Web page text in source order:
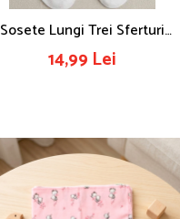
Sosete Lungi Trei Sferturi
Pentru Fetite 6-12 Luni, Stil
14,99 Lei